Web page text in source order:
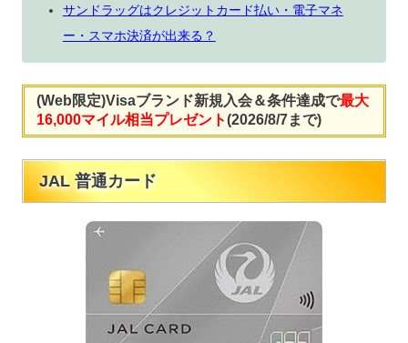
サンドラッグはクレジットカード払い・電子マネ
ー・スマホ決済が出来る？
(Web限定)Visaブランド新規入会＆条件達成で最大
16,000マイル相当プレゼント(2026/8/7まで)
JAL 普通カード